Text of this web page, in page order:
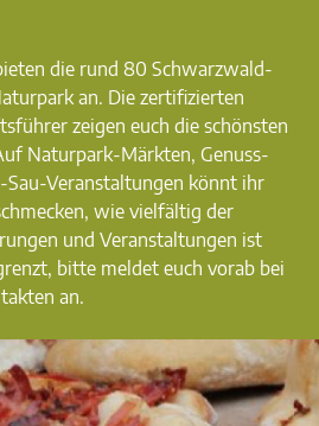
die rund 80 Schwarzwald-
an. Die zertifizierten
zeigen euch die schönsten
Naturpark-Märkten, Genuss-
Sau-Veranstaltungen könnt ihr
wie vielfältig der
und Veranstaltungen ist
bitte meldet euch vorab bei
an.